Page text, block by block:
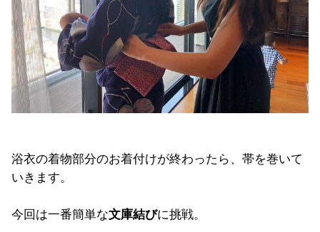
浴衣の着物部分のお着付けが終わったら、帯を巻いて
いきます。
今回は一番簡単な文庫結びに挑戦。